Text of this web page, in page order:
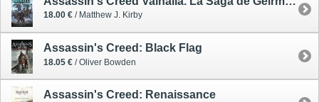
18.00 € / Matthew J. Kirby
Assassin's Creed: Black Flag
18.05 € / Oliver Bowden
Assassin's Creed: Renaissance